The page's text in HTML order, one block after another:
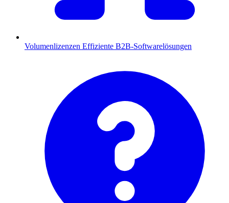
Volumenlizenzen Effiziente B2B-Softwarelösungen